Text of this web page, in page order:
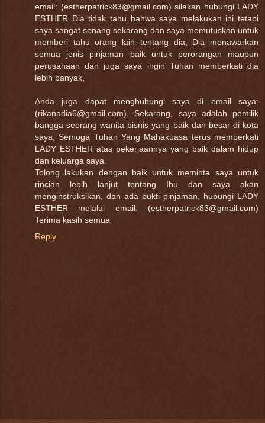
email: (estherpatrick83@gmail.com) silakan hubungi LADY
ESTHER Dia tidak tahu bahwa saya melakukan ini tetapi
saya sangat senang sekarang dan saya memutuskan untuk
memberi tahu orang lain tentang dia, Dia menawarkan
semua jenis pinjaman baik untuk perorangan maupun
perusahaan dan juga saya ingin Tuhan memberkati dia
lebih banyak,
Anda juga dapat menghubungi saya di email saya:
(rikanadia6@gmail.com). Sekarang, saya adalah pemilik
bangga seorang wanita bisnis yang baik dan besar di kota
saya, Semoga Tuhan Yang Mahakuasa terus memberkati
LADY ESTHER atas pekerjaannya yang baik dalam hidup
dan keluarga saya.
Tolong lakukan dengan baik untuk meminta saya untuk
rincian lebih lanjut tentang Ibu dan saya akan
menginstruksikan, dan ada bukti pinjaman, hubungi LADY
ESTHER melalui email: (estherpatrick83@gmail.com)
Terima kasih semua
Reply